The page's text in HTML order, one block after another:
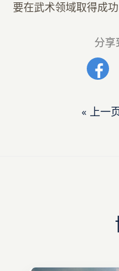
要在武术领域取得成
分享
« 上一